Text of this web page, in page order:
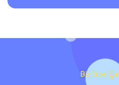
Birlikte